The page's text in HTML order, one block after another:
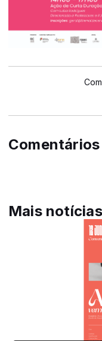
Comentários
Mais notícias